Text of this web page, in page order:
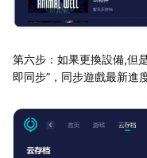
第六步：如果更換設備,但
即同步”，同步遊戲最新進度